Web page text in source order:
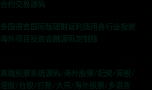
合约交易源码
多国语言国际版理财返利适用各行业投资
海外项目投资金融源码定制版
高端股票系统源码/海外股票/配资/美股/
港股/台股/打新/大宗/海外股票/多语言